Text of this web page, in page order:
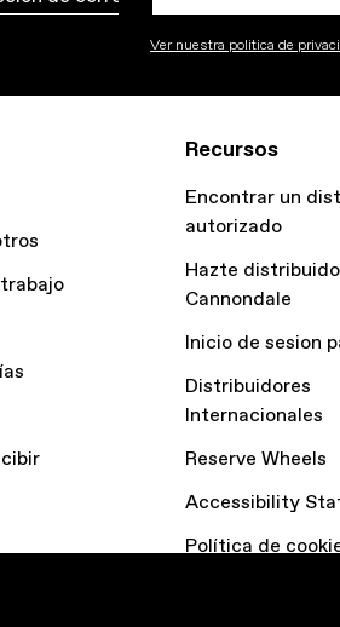
Ver nuestra politica de
Recursos
Encontrar un
autorizado
Hazte
Cannondale
Inicio de sesion
Distribuidores
Internacionales
Reserve Wheels
Accessibility
Política de